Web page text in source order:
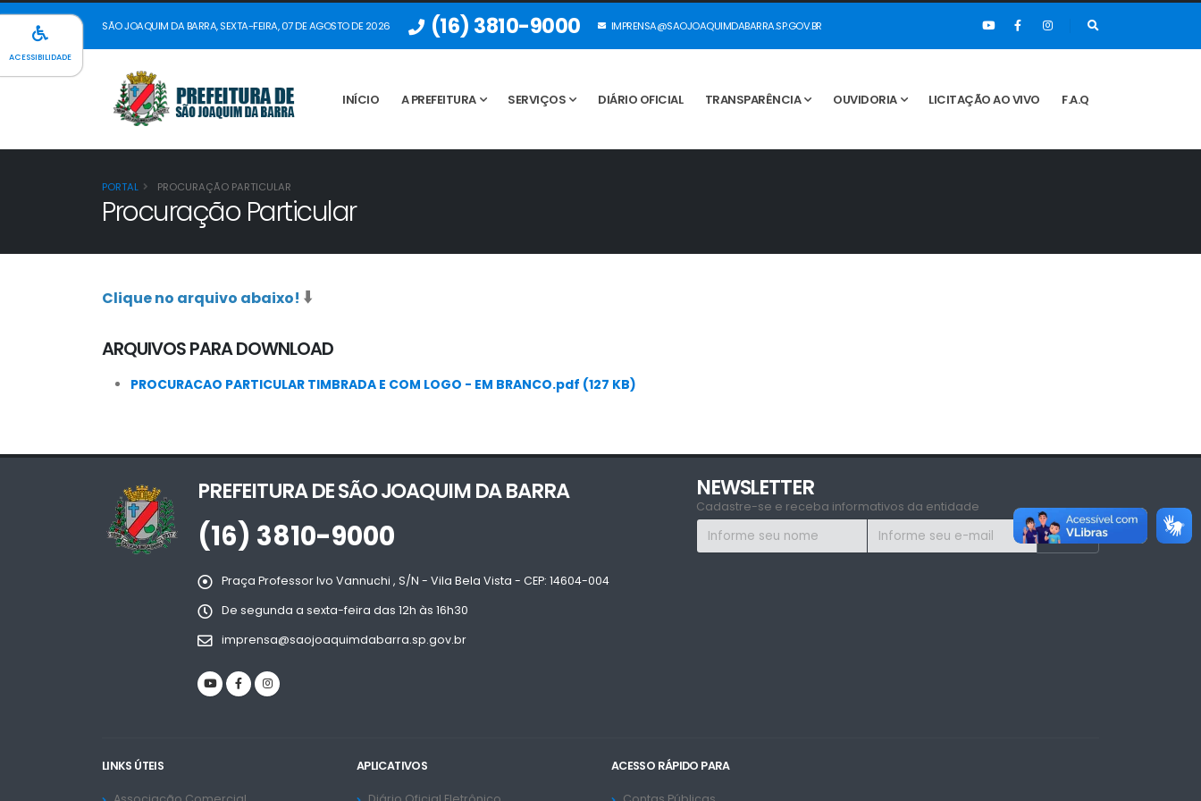
SÃO JOAQUIM DA BARRA, SEXTA-FEIRA, 07 DE AGOSTO DE 2026 (16) 3810-9000 IMPRENSA@SAOJOAQUIMDABARRA.SP.GOV.BR
INÍCIO A PREFEITURA SERVIÇOS DIÁRIO OFICIAL TRANSPARÊNCIA OUVIDORIA LICITAÇÃO AO VIVO F.A.Q
PORTAL PROCURAÇÃO PARTICULAR
Procuração Particular
Clique no arquivo abaixo! ⬇️
ARQUIVOS PARA DOWNLOAD
PROCURACAO PARTICULAR TIMBRADA E COM LOGO - EM BRANCO.pdf (127 KB)
PREFEITURA DE SÃO JOAQUIM DA BARRA
(16) 3810-9000
Praça Professor Ivo Vannuchi , S/N - Vila Bela Vista - CEP: 14604-004
De segunda a sexta-feira das 12h às 16h30
imprensa@saojoaquimdabarra.sp.gov.br
NEWSLETTER
Cadastre-se e receba informativos da entidade
LINKS ÚTEIS APLICATIVOS ACESSO RÁPIDO PARA
ACESSIBILIDADE